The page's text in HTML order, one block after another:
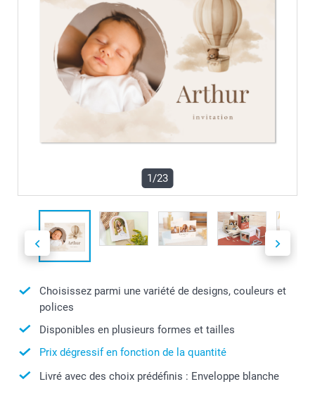
1/23
Choisissez parmi une variété de designs, couleurs et
polices
Disponibles en plusieurs formes et tailles
Prix dégressif en fonction de la quantité
Livré avec des choix prédéfinis : Enveloppe blanche